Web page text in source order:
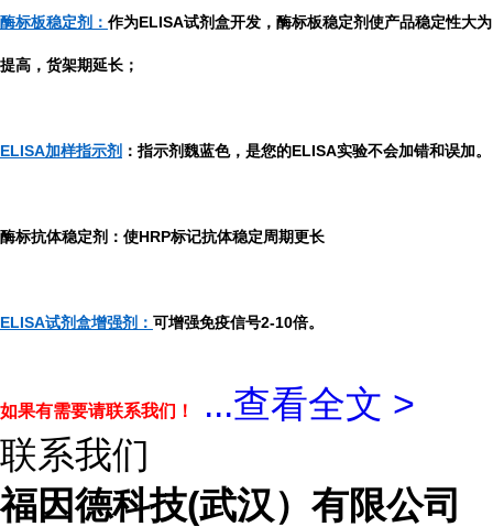
酶标板稳定剂： 作为ELISA试剂盒开发，酶标板稳定剂使产品稳定性大为
提高，货架期延长；
ELISA加样指示剂 ：指示剂魏蓝色，是您的ELISA实验不会加错和误加。
酶标抗体稳定剂：使HRP标记抗体稳定周期更长
ELISA试剂盒增强剂： 可增强免疫信号2-10倍。
如果有需要请联系我们！ ...查看全文 >
联系我们
福因德科技(武汉）有限公司